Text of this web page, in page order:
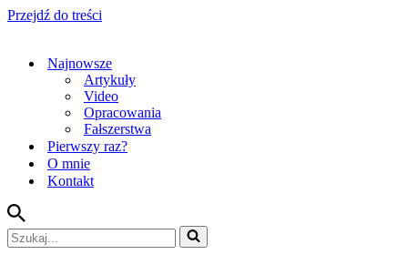
Przejdź do treści
Najnowsze
Artykuły
Video
Opracowania
Fałszerstwa
Pierwszy raz?
O mnie
Kontakt
Szukaj...